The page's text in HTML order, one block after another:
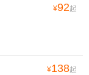
¥92起
¥138起